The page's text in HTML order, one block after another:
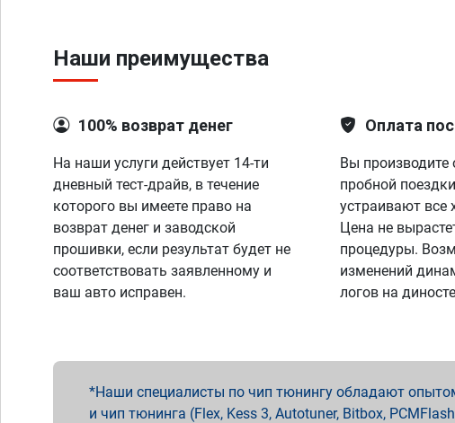
Наши преимущества
100% возврат денег
На наши услуги действует 14-ти
дневный тест-драйв, в течение
которого вы имеете право на
возврат денег и заводской
прошивки, если результат будет не
соответствовать заявленному и
ваш авто исправен.
Оплата
Вы производите
пробной
устраивают все
Цена не
процедуры.
изменений
логов на
Наши специалисты по чип тюнингу обладают
и чип тюнинга (Flex, Kess 3, Autotuner, Bitbox,